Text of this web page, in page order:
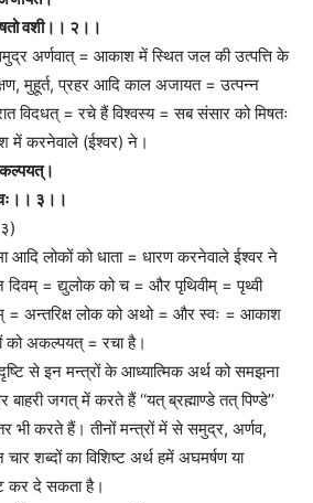
वशी।। २।।
अर्णवात् = आकाश में स्थित जल की उत्पत्ति के
मुहूर्त, प्रहर आदि काल अजायत = उत्पन्न
विदधत् = रचे हैं विश्वस्य = सब संसार को मिषतः
में करनेवाले (ईश्वर) ने।
३।।
आदि लोकों को धाता = धारण करनेवाले ईश्वर ने
दिवम् = द्युलोक को च = और पृथिवीम् = पृथ्वी
= अन्तरिक्ष लोक को अथो = और स्वः = आकाश
को अकल्पयत् = रचा है।
से इन मन्त्रों के आध्यात्मिक अर्थ को समझना
बाहरी जगत् में करते हैं ‘‘यत् ब्रह्माण्डे तत् पिण्डे’’
भी करते हैं। तीनों मन्त्रों में से समुद्र, अर्णव,
शब्दों का विशिष्ट अर्थ हमें अघमर्षण या
कर दे सकता है।